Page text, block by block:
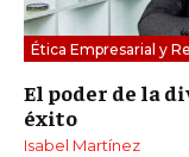
Ética Empresarial y
El poder de la
éxito
Isabel Martínez